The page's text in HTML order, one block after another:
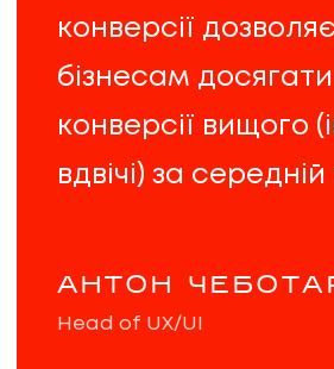
конверсії дозволяє
бізнесам досягати
конверсії вищого
вдвічі) за
АНТОН
Head of UX/UI